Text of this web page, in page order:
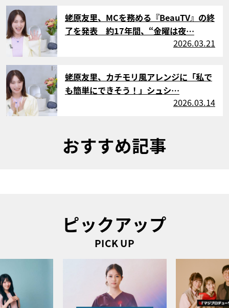
サムネイル
蛯原友里、MCを務める『BeauTV』の終
了を発表 約17年間、“金曜は夜…
2026.03.21
サムネイル
蛯原友里、カチモリ風アレンジに「私で
も簡単にできそう！」シュシ…
2026.03.14
おすすめ記事
ピックアップ
PICK UP